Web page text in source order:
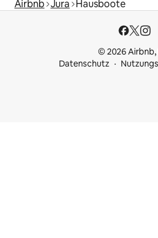
Airbnb Jura Hausboote
© 2026 Airbnb,
Datenschutz